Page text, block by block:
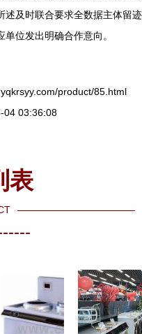
述及时联合要求全数据主体留迹
位发出明确合作意向。
product/85.html
04 03:36:08
表